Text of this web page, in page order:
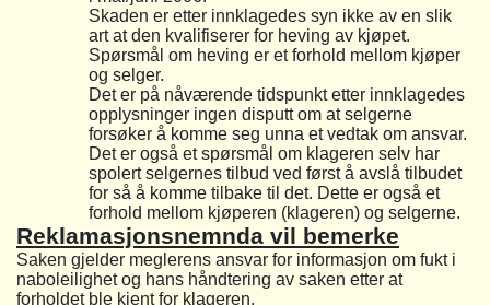
Skaden er etter innklagedes syn ikke av en slik
art at den kvalifiserer for heving av kjøpet.
Spørsmål om heving er et forhold mellom kjøper
og selger.
Det er på nåværende tidspunkt etter innklagedes
opplysninger ingen disputt om at selgerne
forsøker å komme seg unna et vedtak om ansvar.
Det er også et spørsmål om klageren selv har
spolert selgernes tilbud ved først å avslå tilbudet
for så å komme tilbake til det. Dette er også et
forhold mellom kjøperen (klageren) og selgerne.
Reklamasjonsnemnda vil bemerke
Saken gjelder meglerens ansvar for informasjon om fukt i
naboleilighet og hans håndtering av saken etter at
forholdet ble kjent for klageren.